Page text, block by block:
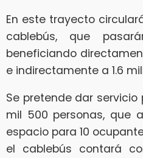
En este trayecto
cablebús, que
beneficiando
e indirectamente a 1.6
Se pretende dar
mil 500 personas, que
espacio para 10
el cablebús contará